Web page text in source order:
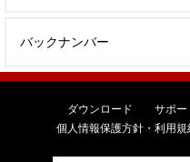
バックナンバー
ダウンロード サポー
個人情報保護方針・利用規